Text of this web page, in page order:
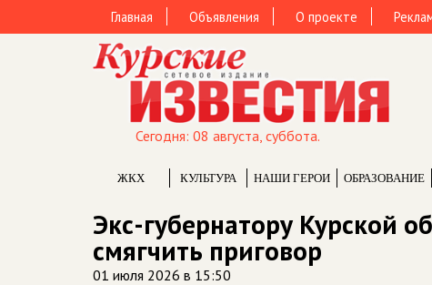
Главная Объявления О проекте
Сегодня: 08 августа, суббота.
ЖКХ КУЛЬТУРА НАШИ ГЕРОИ ОБРАЗОВАНИЕ
Экс-губернатору Курской
смягчить приговор
01 июля 2026 в 15:50